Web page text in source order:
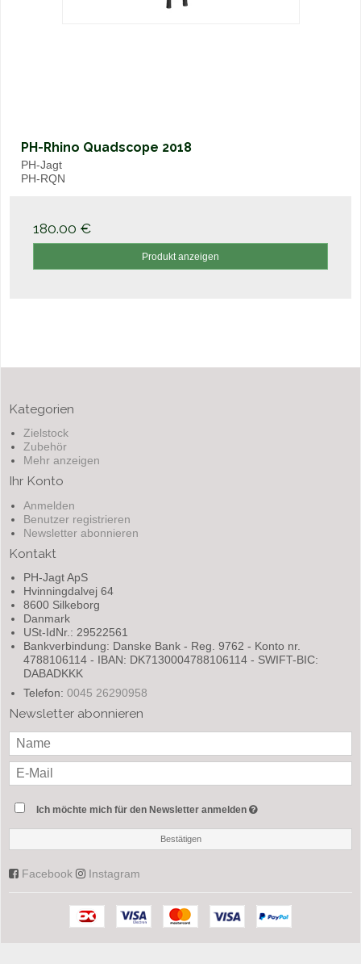
PH-Rhino Quadscope 2018
PH-Jagt
PH-RQN
180.00 €
Produkt anzeigen
Kategorien
Zielstock
Zubehör
Mehr anzeigen
Ihr Konto
Anmelden
Benutzer registrieren
Newsletter abonnieren
Kontakt
PH-Jagt ApS
Hvinningdalvej 64
8600 Silkeborg
Danmark
USt-IdNr.: 29522561
Bankverbindung: Danske Bank - Reg. 9762 - Konto nr.
4788106114 - IBAN: DK7130004788106114 - SWIFT-BIC:
DABADKKK
Telefon: 0045 26290958
Newsletter abonnieren
Ich möchte mich für den Newsletter anmelden
Bestätigen
Facebook Instagram